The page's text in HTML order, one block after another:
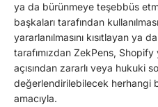
ya da bürünmeye teşebbüs
başkaları tarafından
yararlanılmasını kısıtlayan ya
tarafımızdan ZekPens, Shopify
açısından zararlı veya hukuki
değerlendirilebilecek herhangi
amacıyla.